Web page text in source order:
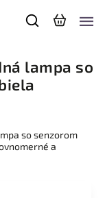
lampa so
so senzorom
a